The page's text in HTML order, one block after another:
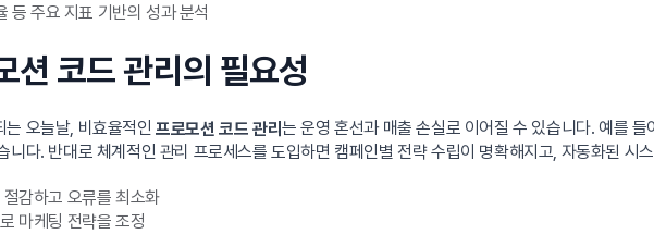
등 주요 지표 기반의 성과 분석
션 코드 관리의 필요성
오늘날, 비효율적인 프로모션 코드 관리는 운영 혼선과 매출 손실로 이어질 수 있습니다. 예를
니다. 반대로 체계적인 관리 프로세스를 도입하면 캠페인별 전략 수립이 명확해지고, 자동화된 시
감하고 오류를 최소화
마케팅 전략을 조정